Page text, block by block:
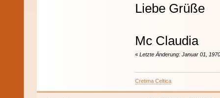
Liebe Grüße
Mc Claudia
« Letzte Änderung: Januar 01,
Cretima Celtica